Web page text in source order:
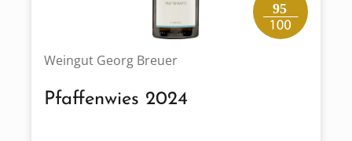
95
Weingut Georg Breuer
Pfaffenwies 2024